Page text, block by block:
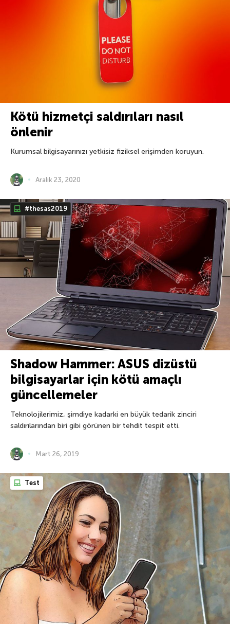
Kötü hizmetçi saldırıları nasıl
önlenir
Kurumsal bilgisayarınızı yetkisiz fiziksel erişimden koruyun.
Aralık 23, 2020
#thesas2019
Shadow Hammer: ASUS dizüstü
bilgisayarlar için kötü amaçlı
güncellemeler
Teknolojilerimiz, şimdiye kadarki en büyük tedarik zinciri
saldırılarından biri gibi görünen bir tehdit tespit etti.
Mart 26, 2019
Test